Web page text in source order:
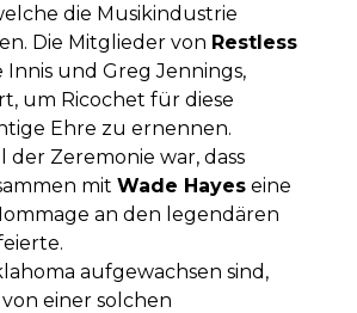
die Musikindustrie
Die Mitglieder von Restless
Innis und Greg Jennings,
um Ricochet für diese
Ehre zu ernennen.
der Zeremonie war, dass
mit Wade Hayes eine
an den legendären
aufgewachsen sind,
einer solchen